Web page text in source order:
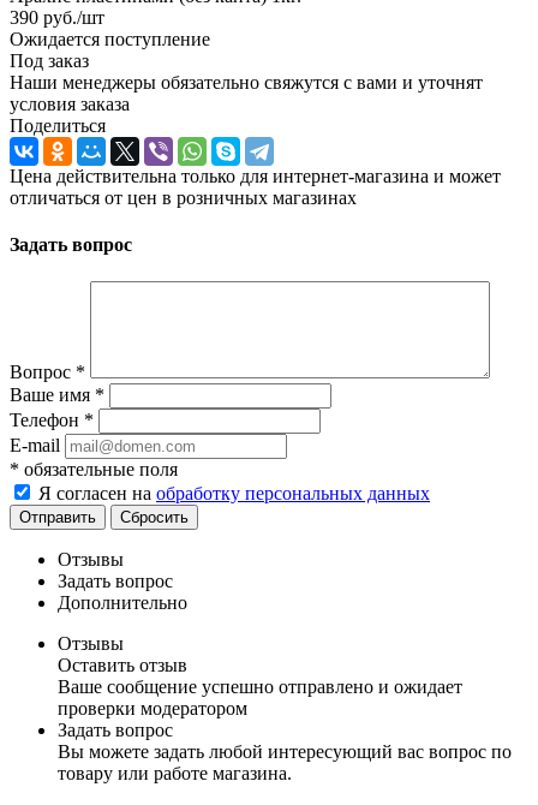
390 руб./шт
Ожидается поступление
Под заказ
Наши менеджеры обязательно свяжутся с вами и уточнят
условия заказа
Поделиться
Цена действительна только для интернет-магазина и может
отличаться от цен в розничных магазинах
Задать вопрос
Вопрос *
Ваше имя *
Телефон *
E-mail
* обязательные поля
Я согласен на обработку персональных данных
Отправить Сбросить
Отзывы
Задать вопрос
Дополнительно
Отзывы
Оставить отзыв
Ваше сообщение успешно отправлено и ожидает
проверки модератором
Задать вопрос
Вы можете задать любой интересующий вас вопрос по
товару или работе магазина.